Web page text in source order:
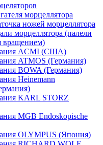
морцеллятора
ножей морцеллятора
морцеллятора (палели
вращением)
ACMI (США)
ATMOS (Германия)
BOWA (Германия)
Heinemann
KARL STORZ
MGB Endoskopische
OLYMPUS (Япония)